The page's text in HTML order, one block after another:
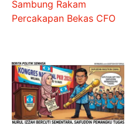
Sambung Rakam
Percakapan Bekas CFO